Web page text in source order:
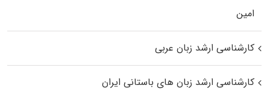
اﻣﻴﻦ
کارشناسی ارشد زبان عربی
کارشناسی ارشد زبان‌ های باستانی ایران